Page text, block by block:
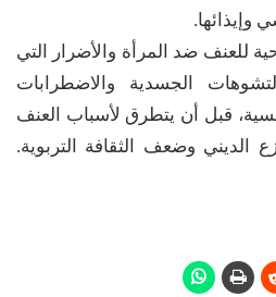
وإيذائها.
للعنف ضد المرأة والأضرار التي
الجسدية والاضطرابات
قبل أن يتطرق لأسباب العنف
الديني وضعف الثقافة التربوية.